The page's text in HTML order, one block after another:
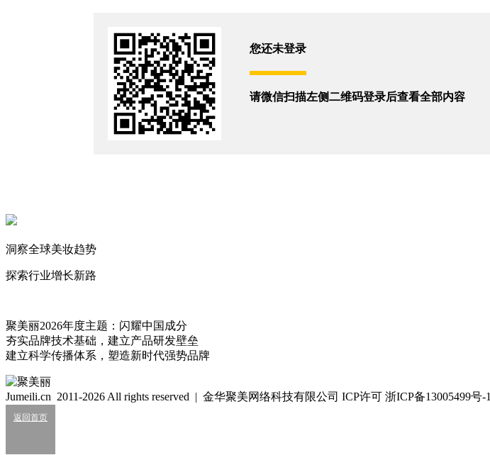
打开微信扫码登录
首个！花西子入驻美国最大美妆零售平台Ulta Beauty
2025/6/28
花西子上海首店开业，开启线上+线下融合发展新阶段
468
细胞级抗衰：功效护肤的下一轮大风口？
2026/07/24
业绩大涨，皮肤科巨头杀入全球美妆十强？
2026/07/24
您还未登录
请微信扫描左侧二维码登录后查看全部内容
洞察全球美妆趋势
探索行业增长新路
聚美丽2026年度主题：闪耀中国成分
夯实品牌技术基础，建立产品研发壁垒
建立科学传播体系，塑造新时代强势品牌
Jumeili.cn 2011-2026 All rights reserved | 金华聚美网络科技有限公司 ICP许可 浙ICP备13005499号-1
返回首页